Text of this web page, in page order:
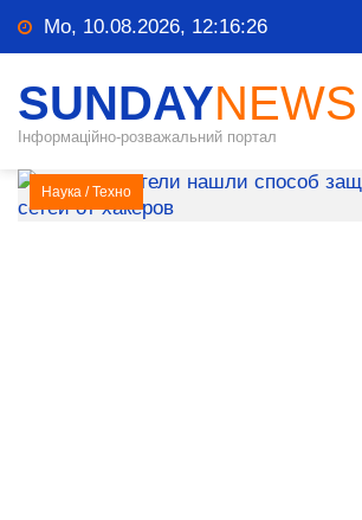
Mo, 10.08.2026, 12:16:26
SUNDAYNEWS
Інформаційно-розважальний портал
Наука /Техно